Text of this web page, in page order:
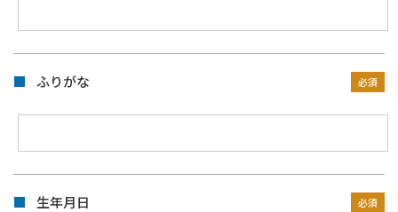
ふりがな
生年月日